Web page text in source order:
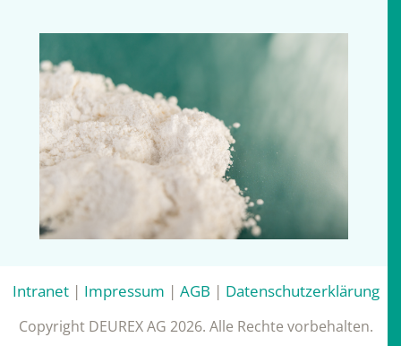
Intranet | Impressum | AGB | Datenschutzerklärung
Copyright DEUREX AG 2026. Alle Rechte vorbehalten.